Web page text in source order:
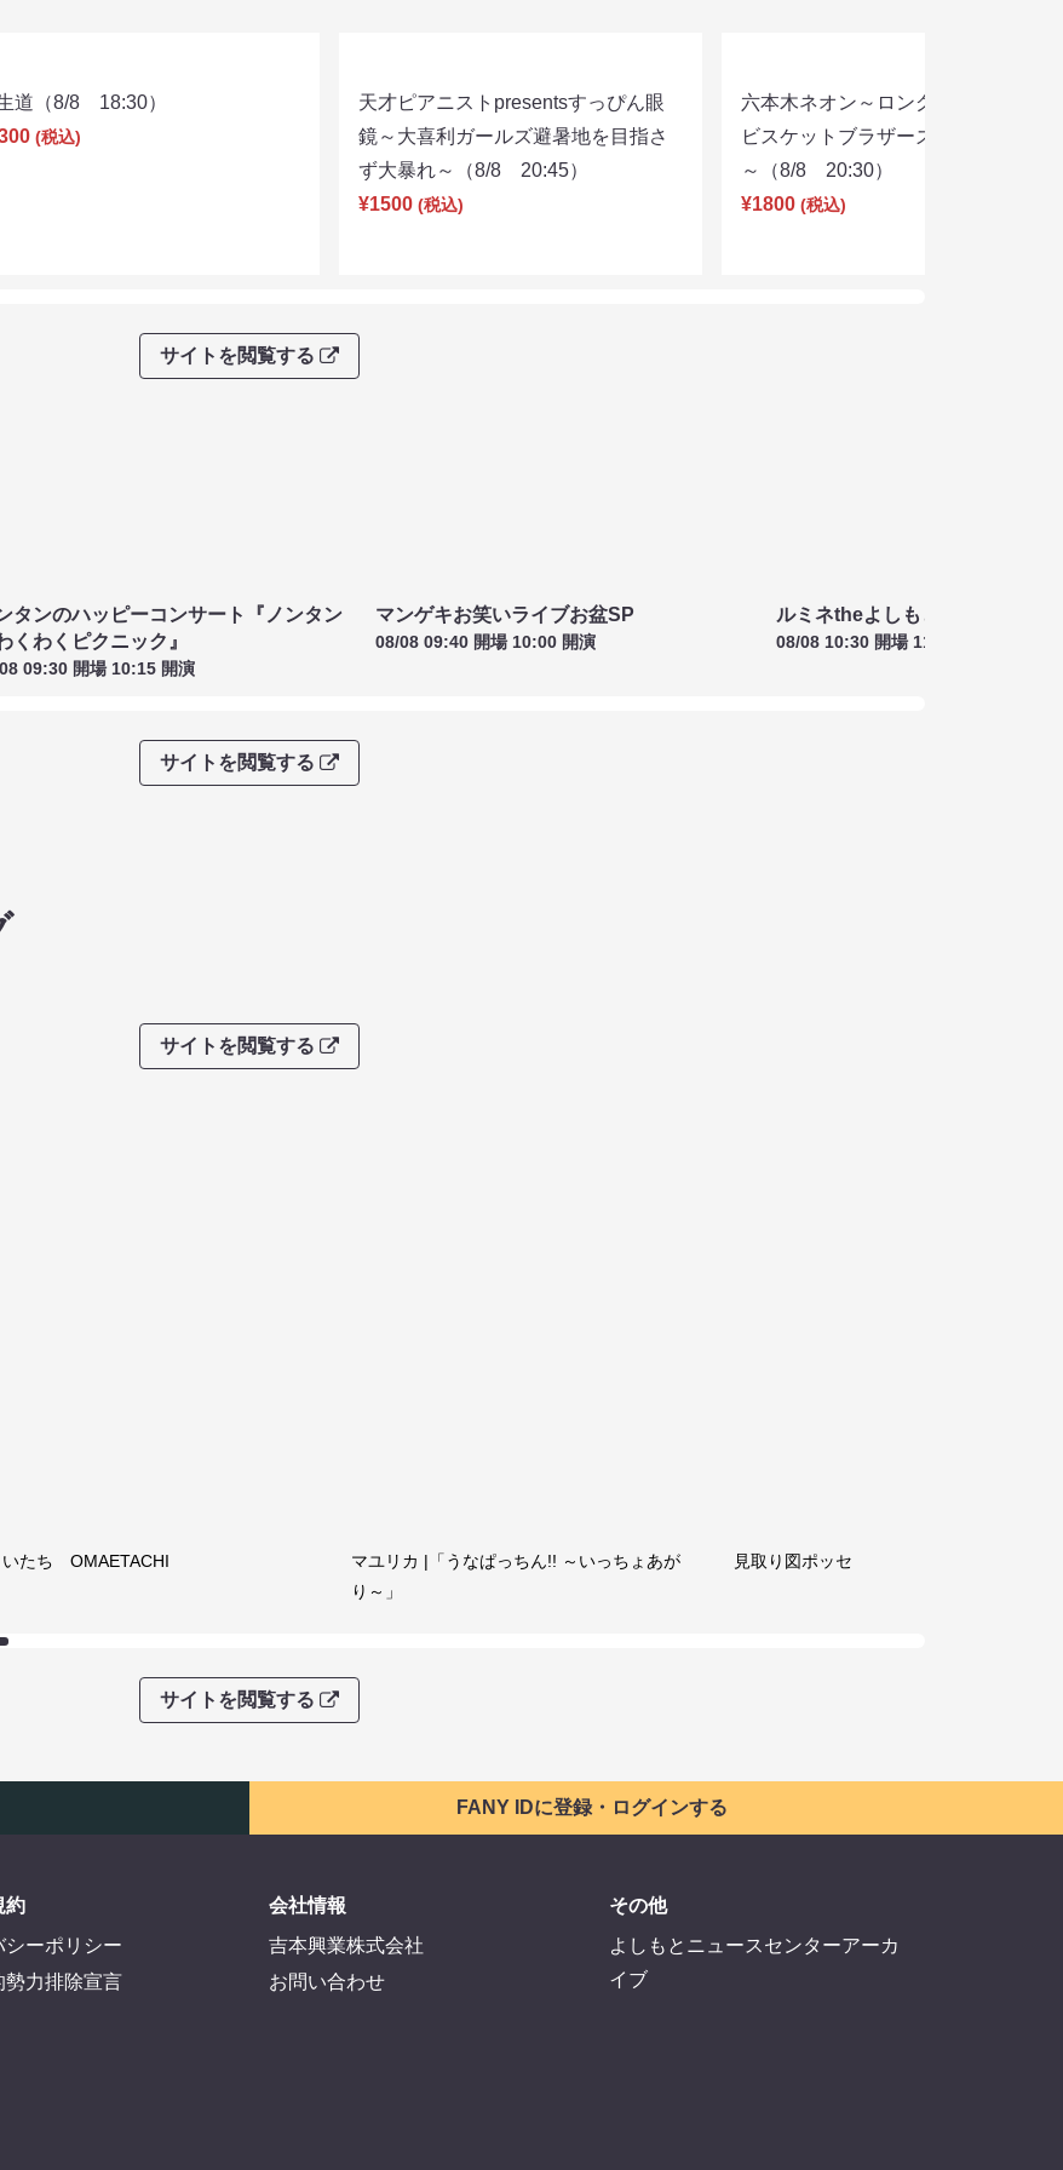
道（8/8 18:30）
(税込)
天才ピアニストpresentsすっぴん眼
鏡～大喜利ガールズ避暑地を目指さ
ず大暴れ～（8/8 20:45）
¥1500 (税込)
六本木ネオン～ロングコートダディ×
ビスケットブラザーズ×ヨネダ2000
～（8/8 20:30）
¥1800 (税込)
サイトを閲覧する
タンのハッピーコンサート『ノンタン
くわくピクニック』
09:30 開場 10:15 開演
マンゲキお笑いライブお盆SP
08/08 09:40 開場 10:00 開演
ルミネtheよしもと お盆特別興行
08/08 10:30 開場 11:00 開演
サイトを閲覧する
サイトを閲覧する
いたち OMAETACHI
マユリカ |「うなぱっちん!! ～いっちょあが
り～」
見取り図ポッセ
サイトを閲覧する
FANY IDに登録・ログインする
約
シーポリシー
勢力排除宣言
会社情報
吉本興業株式会社
お問い合わせ
その他
よしもとニュースセンターアーカ
イブ